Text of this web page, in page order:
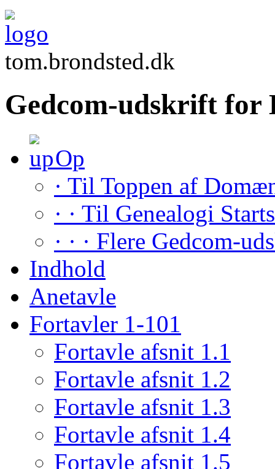
tom.brondsted.dk
Gedcom-udskrift for
Op
· Til Toppen af
· · Til Genealogi
· · · Flere Gedcom-
Indhold
Anetavle
Fortavler 1-101
Fortavle afsnit 1.1
Fortavle afsnit 1.2
Fortavle afsnit 1.3
Fortavle afsnit 1.4
Fortavle afsnit 1.5